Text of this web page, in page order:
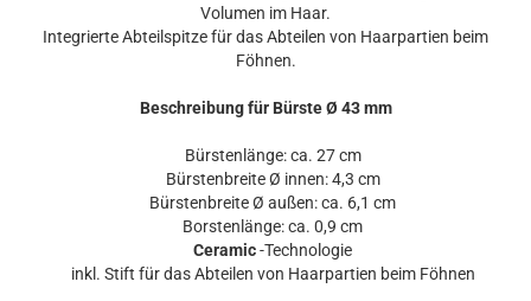
Volumen im Haar.
Integrierte Abteilspitze für das Abteilen von Haarpartien beim
Föhnen.
Beschreibung für Bürste Ø 43 mm
Bürstenlänge: ca. 27 cm
Bürstenbreite Ø innen: 4,3 cm
Bürstenbreite Ø außen: ca. 6,1 cm
Borstenlänge: ca. 0,9 cm
Ceramic-Technologie
inkl. Stift für das Abteilen von Haarpartien beim Föhnen